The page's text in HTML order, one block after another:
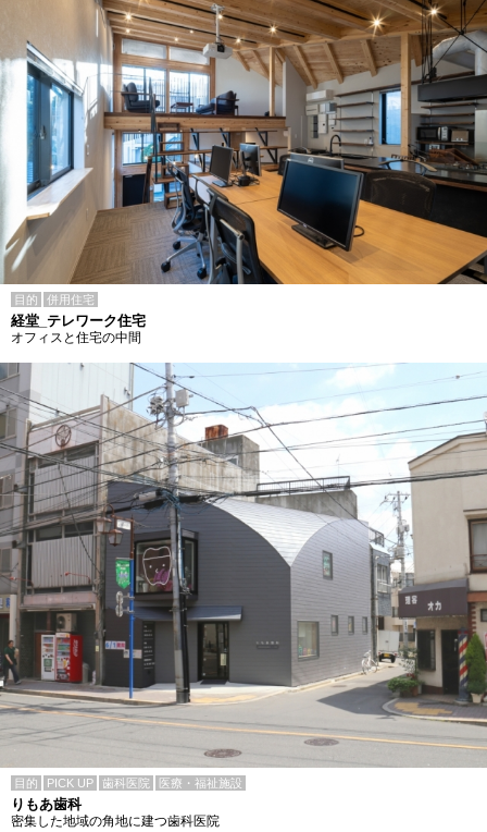
目的 併用住宅
経堂_テレワーク住宅
オフィスと住宅の中間
目的 PICK UP 歯科医院 医療・福祉施設
りもあ歯科
密集した地域の角地に建つ歯科医院